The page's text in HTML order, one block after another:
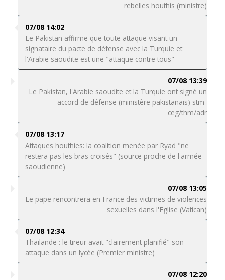
rebelles houthis (ministre)
07/08 14:02
Le Pakistan affirme que toute attaque visant un
signataire du pacte de défense avec la Turquie et
l'Arabie saoudite est une "attaque contre tous"
07/08 13:39
Le Pakistan, l'Arabie saoudite et la Turquie ont signé un
accord de défense (ministère pakistanais) stm-
ceg/thm/adr
07/08 13:17
Attaques houthies: la coalition menée par Ryad "ne
restera pas les bras croisés" (source proche de l'armée
saoudienne)
07/08 13:05
Le pape rencontrera en France des victimes de violences
sexuelles dans l'Eglise (Vatican)
07/08 12:34
Thaïlande : le tireur avait "clairement planifié" son
attaque dans un lycée (Premier ministre)
07/08 12:20